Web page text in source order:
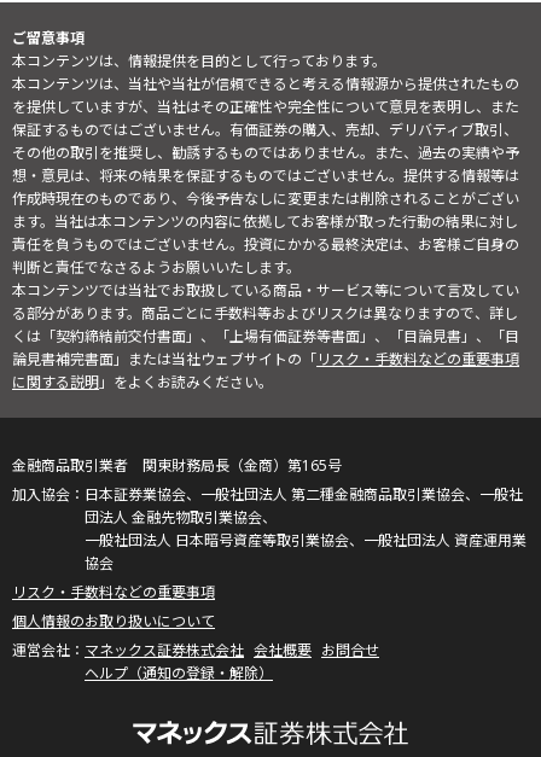
ご留意事項
本コンテンツは、情報提供を目的として行っております。
本コンテンツは、当社や当社が信頼できると考える情報源から提供されたもの
を提供していますが、当社はその正確性や完全性について意見を表明し、また
保証するものではございません。有価証券の購入、売却、デリバティブ取引、
その他の取引を推奨し、勧誘するものではありません。また、過去の実績や予
想・意見は、将来の結果を保証するものではございません。提供する情報等は
作成時現在のものであり、今後予告なしに変更または削除されることがござい
ます。当社は本コンテンツの内容に依拠してお客様が取った行動の結果に対し
責任を負うものではございません。投資にかかる最終決定は、お客様ご自身の
判断と責任でなさるようお願いいたします。
本コンテンツでは当社でお取扱している商品・サービス等について言及してい
る部分があります。商品ごとに手数料等およびリスクは異なりますので、詳し
くは「契約締結前交付書面」、「上場有価証券等書面」、「目論見書」、「目
論見書補完書面」または当社ウェブサイトの「リスク・手数料などの重要事項
に関する説明」をよくお読みください。
金融商品取引業者 関東財務局長（金商）第165号
日本証券業協会、一般社団法人 第二種金融商品取引業協会、一般社
団法人 金融先物取引業協会、
一般社団法人 日本暗号資産等取引業協会、一般社団法人 資産運用業
協会
リスク・手数料などの重要事項
個人情報のお取り扱いについて
マネックス証券株式会社 会社概要 お問合せ
ヘルプ（通知の登録・解除）